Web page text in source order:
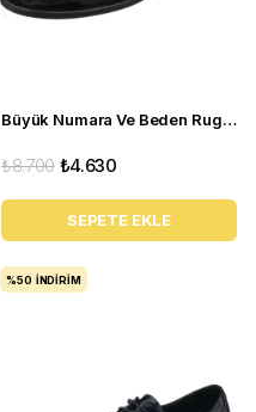
Büyük Numara Ve Beden Rugan Erkek Klasik Ayakkabı - NV2126R
₺4.630
₺8.700
SEPETE EKLE
%50 İNDIRIM